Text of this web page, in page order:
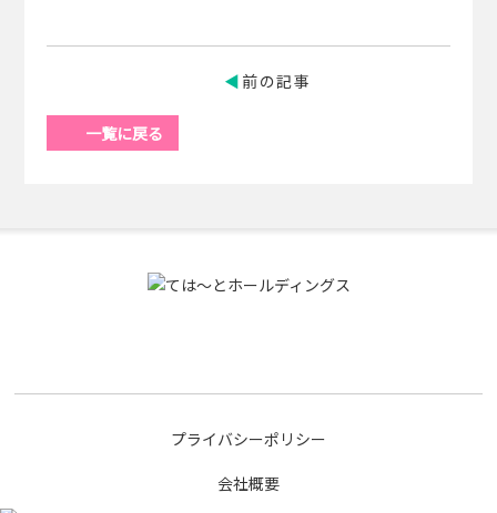
前の記事
一覧に戻る
プライバシーポリシー
会社概要